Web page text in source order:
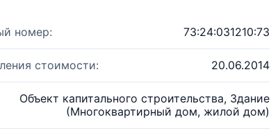
номер: 73:24:031210:73
стоимости: 20.06.2014
Объект капитального строительства, Здание
(Многоквартирный дом, жилой дом)